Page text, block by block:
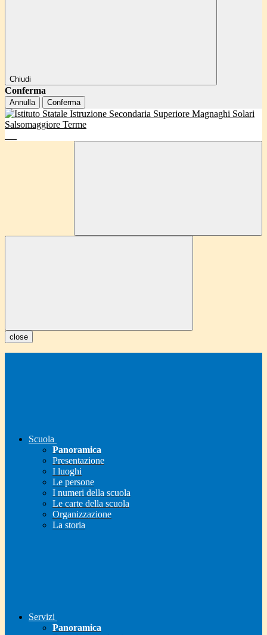
Chiudi
Conferma
Annulla Conferma
close
Scuola
Panoramica
Presentazione
I luoghi
Le persone
I numeri della scuola
Le carte della scuola
Organizzazione
La storia
Servizi
Panoramica